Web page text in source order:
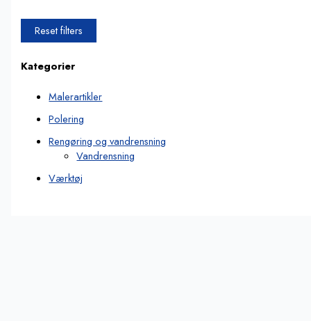
Reset filters
Kategorier
Malerartikler
Polering
Rengøring og vandrensning
Vandrensning
Værktøj